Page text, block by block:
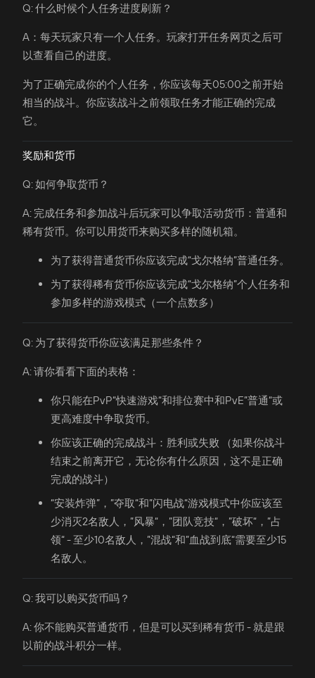
Q: 什么时候个人任务进度刷新？
A：每天玩家只有一个人任务。玩家打开任务网页之后可
以查看自己的进度。
为了正确完成你的个人任务，你应该每天05:00之前开始
相当的战斗。你应该战斗之前领取任务才能正确的完成
它。
奖励和货币
Q: 如何争取货币？
A: 完成任务和参加战斗后玩家可以争取活动货币：普通和
稀有货币。你可以用货币来购买多样的随机箱。
为了获得普通货币你应该完成“戈尔格纳”普通任务。
为了获得稀有货币你应该完成“戈尔格纳”个人任务和
参加多样的游戏模式（一个点数多）
Q: 为了获得货币你应该满足那些条件？
A: 请你看看下面的表格：
你只能在PvP“快速游戏“和排位赛中和PvE”普通“或
更高难度中争取货币。
你应该正确的完成战斗：胜利或失败 （如果你战斗
结束之前离开它，无论你有什么原因，这不是正确
完成的战斗）
“安装炸弹”，”夺取“和”闪电战“游戏模式中你应该至
少消灭2名敌人，”风暴“，”团队竞技“，”破坏“，”占
领“ - 至少10名敌人，”混战“和”血战到底“需要至少15
名敌人。
Q: 我可以购买货币吗？
A: 你不能购买普通货币，但是可以买到稀有货币 - 就是跟
以前的战斗积分一样。